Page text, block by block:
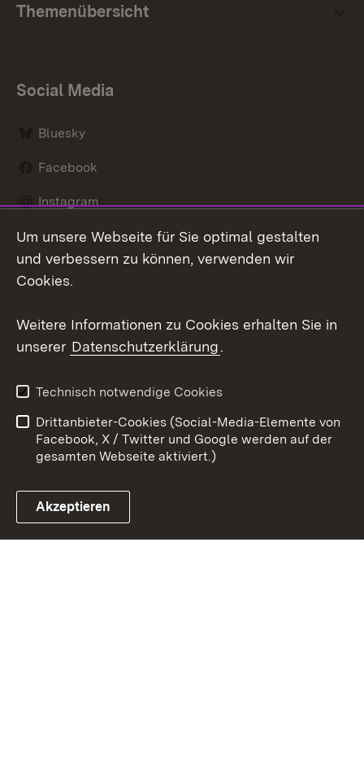
Themenübersicht
Social Media
Bluesky
Facebook
Instagram
LinkedIn
Link zum Landesportal
Datenschutz
Barrierefreiheit
Impressum
Cookies
Um unsere Webseite für Sie optimal gestalten
und verbessern zu können, verwenden wir
Cookies.
Weitere Informationen zu Cookies erhalten Sie in
unserer Datenschutzerklärung.
Technisch notwendige Cookies
Drittanbieter-Cookies (Social-Media-Elemente von
Facebook, X / Twitter und Google werden auf der
gesamten Webseite aktiviert.)
Akzeptieren